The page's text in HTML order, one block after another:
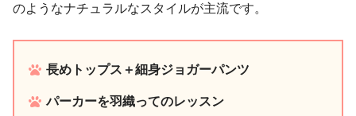
のようなナチュラルなスタイルが主流です。
長めトップス＋細身ジョガーパンツ
パーカーを羽織ってのレッスン